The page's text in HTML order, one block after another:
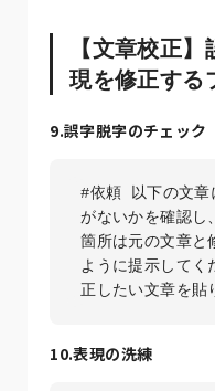
【文章校正
現を修正する
9.誤字脱字のチェック
#依頼 以下の文章
がないかを確認し
箇所は元の文章と
ように提示して
正したい文章を貼
10.表現の洗練